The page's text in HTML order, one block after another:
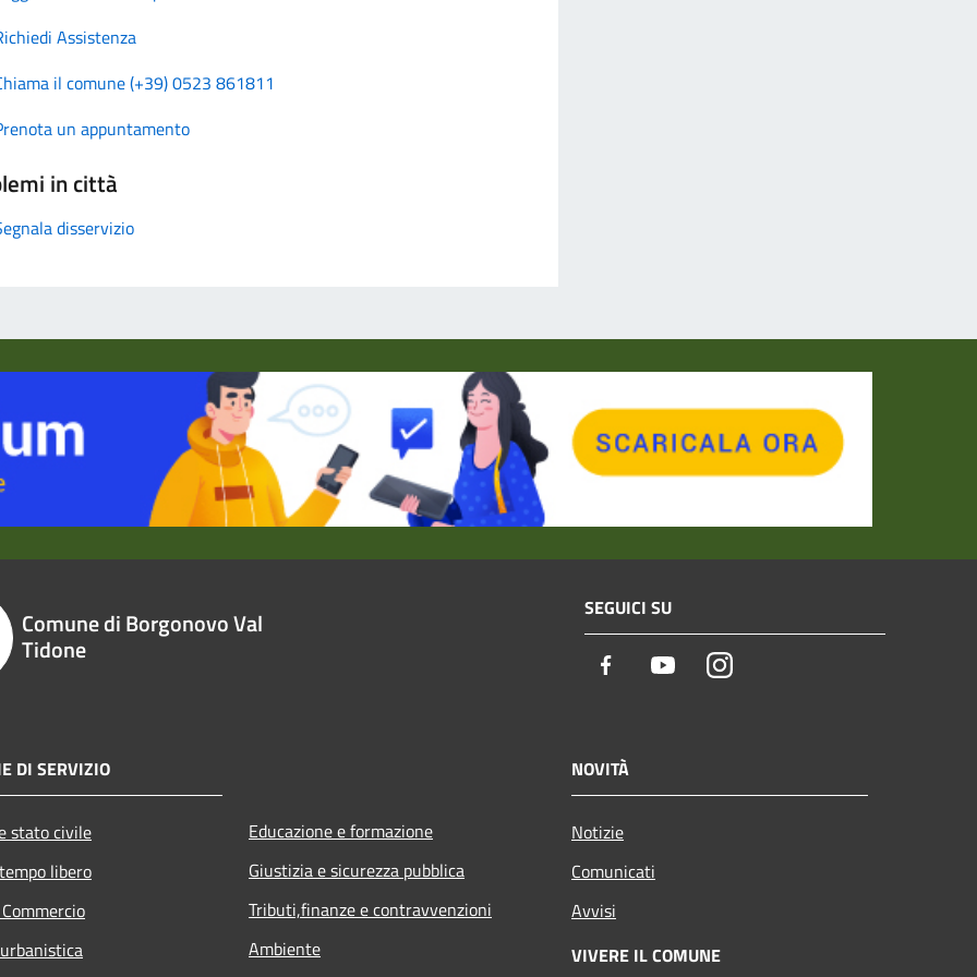
Assistenza
il comune (+39) 0523 861811
un appuntamento
in città
disservizio
Comune di Borgonovo Val
Tidone
SEGUICI SU
Facebook YoutubeInstagram
DI SERVIZIO
stato civile
libero
Educazione e formazione
Giustizia e sicurezza pubblica
Tributi,finanze e contravvenzioni
Ambiente
NOVITÀ
Notizie
Comunicati
Avvisi
VIVERE IL COMUNE